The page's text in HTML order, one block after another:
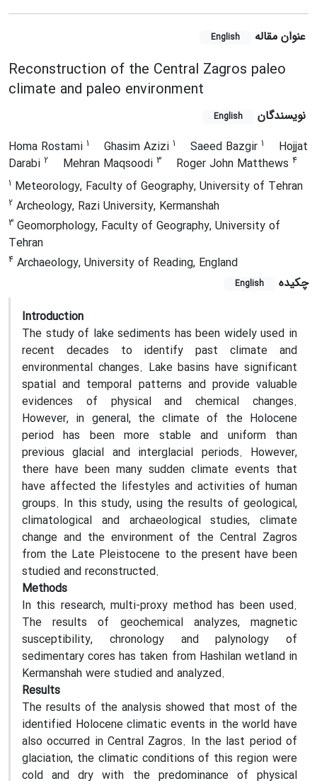
عنوان مقاله English
Reconstruction of the Central Zagros paleo
climate and paleo environment
نویسندگان English
Homa Rostami 1 Ghasim Azizi 1 Saeed Bazgir 1
Hojjat
Darabi 2 Mehran Maqsoodi 3 Roger John Matthews 4
1 Meteorology, Faculty of Geography, University of Tehran
2 Archeology, Razi University, Kermanshah
3 Geomorphology, Faculty of Geography, University of
Tehran
4 Archaeology, University of Reading, England
چکیده
English
Introduction
The study of lake sediments has been widely used in
recent decades to identify past climate and
environmental changes. Lake basins have significant
spatial and temporal patterns and provide valuable
evidences of physical and chemical changes.
However, in general, the climate of the Holocene
period has been more stable and uniform than
previous glacial and interglacial periods. However,
there have been many sudden climate events that
have affected the lifestyles and activities of human
groups. In this study, using the results of geological,
climatological and archaeological studies, climate
change and the environment of the Central Zagros
from the Late Pleistocene to the present have been
studied and reconstructed.
Methods
In this research, multi-proxy method has been used.
The results of geochemical analyzes, magnetic
susceptibility, chronology and palynology of
sedimentary cores has taken from Hashilan wetland in
Kermanshah were studied and analyzed.
Results
The results of the analysis showed that most of the
identified Holocene climatic events in the world have
also occurred in Central Zagros. In the last period of
glaciation, the climatic conditions of this region were
cold and dry with the predominance of physical